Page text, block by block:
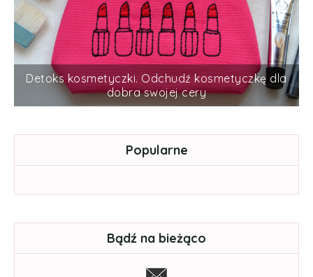
Detoks kosmetyczki. Odchudź kosmetyczkę dla
dobra swojej cery
Popularne
Bądź na bieżąco